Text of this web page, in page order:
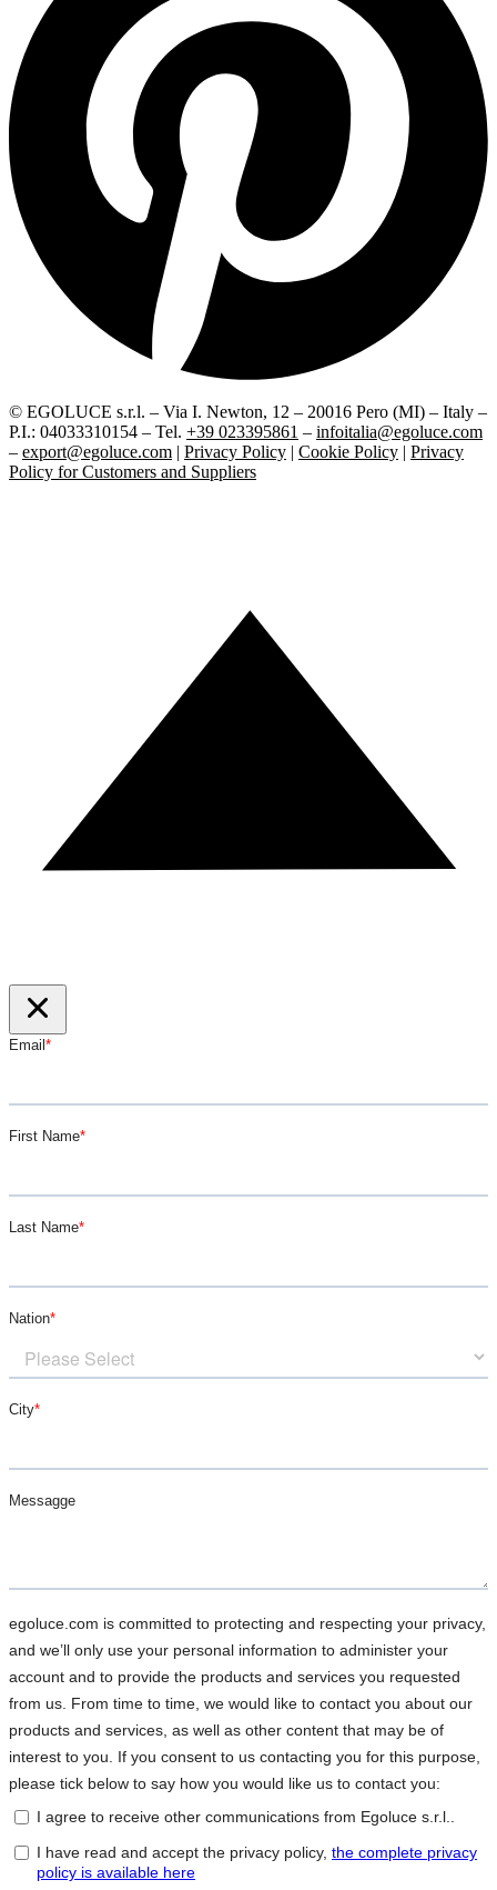
© EGOLUCE s.r.l. – Via I. Newton, 12 – 20016 Pero (MI) – Italy –
P.I.: 04033310154 – Tel. +39 023395861 – infoitalia@egoluce.com
– export@egoluce.com | Privacy Policy | Cookie Policy | Privacy
Policy for Customers and Suppliers